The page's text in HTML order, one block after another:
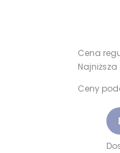
Cena
Ceny